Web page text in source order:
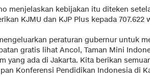
menjelaskan kebijakan itu diteken
KJMU dan KJP Plus kepada 707.622
peraturan gubernur untuk
gratis lihat Ancol, Taman Mini
yang ada di Jakarta. Kita berikan
Konferensi Pendidikan Indonesia di